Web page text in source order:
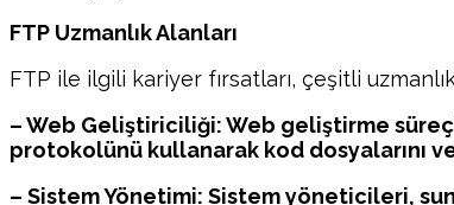
FTP Uzmanlık Alanları
FTP ile ilgili kariyer fırsatları, çeşitli
– Web Geliştiriciliği: Web geliştirme
protokolünü kullanarak kod dosyalarını
– Sistem Yönetimi: Sistem yöneticileri,